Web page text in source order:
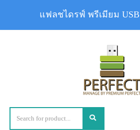
แฟลชไดรฟ์ พรีเมียม USB